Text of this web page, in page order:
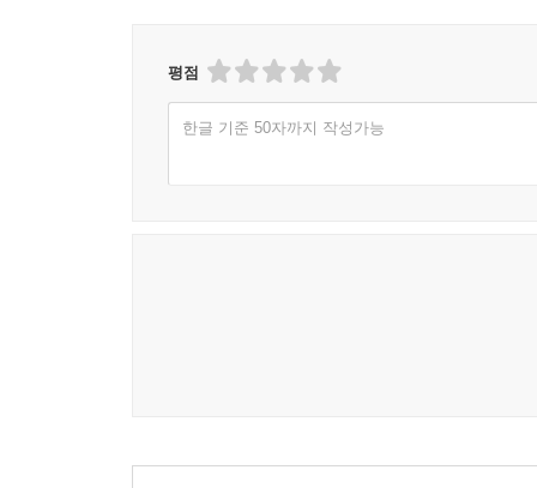
건축에서만 일본이 정답 역할을 하지는 않았다.
쉽게 지울 수 없는 밑그림이 되었다. 이연경은
손을 이야기한다. 가전제품과 산업디자인에서
평점
한글 기준 50자까지 작성가능